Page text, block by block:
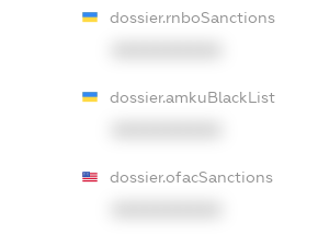
dossier.rnboSanctions
dossier.amkuBlackList
dossier.ofacSanctions